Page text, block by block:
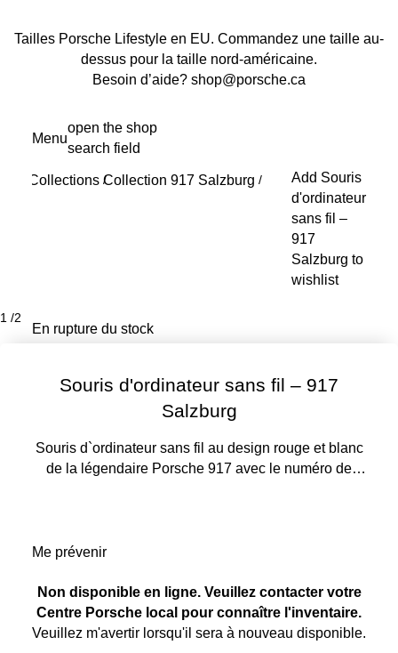
Tailles Porsche Lifestyle en EU. Commandez une taille au-
dessus pour la taille nord-américaine.
Besoin d’aide? shop@porsche.ca
principal
Menu
open the shop
search field
Collections /Collection 917 Salzburg /
Add Souris
d'ordinateur
sans fil –
917
Salzburg to
wishlist
1 /2
En rupture du stock
Souris d'ordinateur sans fil – 917
Salzburg
Souris d`ordinateur sans fil au design rouge et blanc
de la légendaire Porsche 917 avec le numéro de
Me prévenir
Non disponible en ligne. Veuillez contacter votre
Centre Porsche local pour connaître l'inventaire.
Veuillez m'avertir lorsqu'il sera à nouveau disponible.